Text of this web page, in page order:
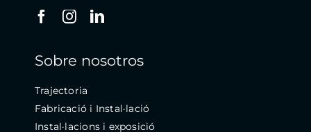
Sobre nosotros
Trajectoria
Fabricació i Instal·lació
Instal·lacions i exposició